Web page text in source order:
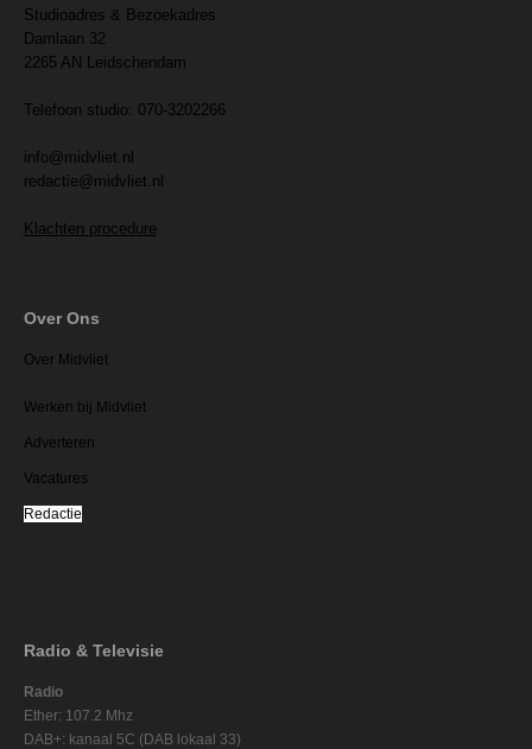
Studioadres & Bezoekadres
Damlaan 32
2265 AN Leidschendam
Telefoon studio: 070-3202266
info@midvliet.nl
redactie@midvliet.nl
Klachten procedure
Over Ons
Over Midvliet
Werken bij Midvliet
Adverteren
Vacatures
Redactie
Radio & Televisie
Radio
Ether: 107.2 Mhz
DAB+: kanaal 5C (DAB lokaal 33)